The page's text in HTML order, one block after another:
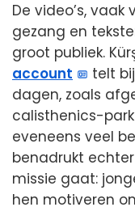
De video’s,
gezang en
groot publiek.
account
telt
dagen, zoals
calisthenics-park
eveneens veel
benadrukt
missie gaat:
hen motiveren